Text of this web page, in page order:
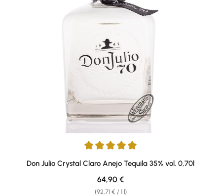
Average rating of 5 out of 5 stars
Don Julio Crystal Claro Anejo Tequila 35% vol. 0,70l
(92,71 € / 1 l)
Regular price:
64,90 €